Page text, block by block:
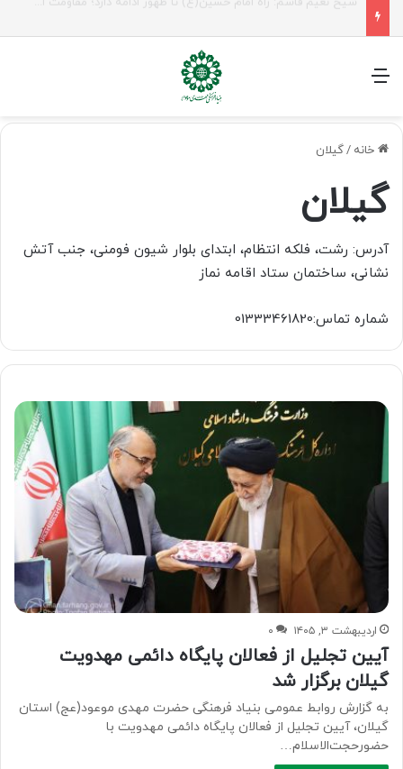
منو
خانه /گیلان
گیلان
آدرس: رشت، فلکه انتظام، ابتدای بلوار شیون فومنی، جنب آتش
نشانی، ساختمان ستاد اقامه نماز
شماره تماس:01333461820
اردیبهشت ۳, ۱۴۰۵ ۰
آیین تجلیل از فعالان پایگاه دائمی مهدویت
گیلان برگزار شد
به گزارش روابط عمومی بنیاد فرهنگی حضرت مهدی موعود(عج) استان
گیلان، آیین تجلیل از فعالان پایگاه دائمی مهدویت با
حضورحجت‌الاسلام…